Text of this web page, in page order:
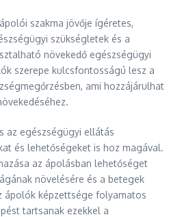
szakma jövője ígéretes,
szükségletek és a
növekedő egészségügyi
szerepe kulcsfontosságú lesz a
ami hozzájárulhat
az egészségügyi ellátás
és lehetőségeket is hoz magával.
az ápolásban lehetőséget
növelésére és a betegek
ápolók képzettsége folyamatos
tartsanak ezekkel a